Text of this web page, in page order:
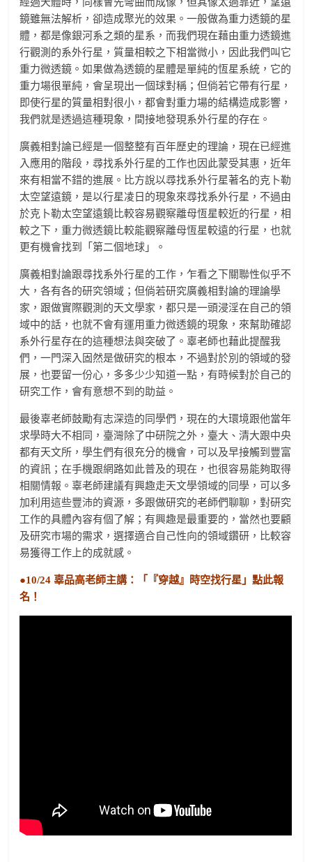
鏡雖無法解析，卻造成聚光的效果。一般做為重力透鏡的星
體，都是像銀河系之類的星系，而我們現在藉由重力透鏡進
行觀測的系外行星，質量相較之下相當微小，因此我們叫它
重力微透鏡。如果做為透鏡的星體是單純的恆星系統，它的
重力場很單純，會呈現出一個球對稱；但倘若它帶有行星，
即使行星的質量相對很小，都會對重力場的結構造成影響，
我們就是透過這種現象，間接地發現系外行星的存在。
廣義相對論已經是一個整整有百年歷史的理論，現在已經進
入應用的階段，尋找系外行星的工作也因此蒙受其惠，近年
來有相當不錯的進展。比方說以尋找系外行星著名的克卜勒
太空望遠鏡，是以行星凌日的現象來尋找系外行星，不過由
於克卜勒太空望遠鏡比較容易觀察離母恆星較近的行星，相
較之下，重力微透鏡比較能觀察離母恆星較遠的行星，也就
更有機會找到「第二個地球」。
廣義相對論跟尋找系外行星的工作，乍看之下關聯性似乎不
大，各有各的研究領域；但倘若研究廣義相對論的理論學
家，跟做實際觀測的天文學家，都只是一頭浸淫在自己的領
域中的話，也就不會有運用重力微透鏡的現象，來幫助確認
系外行星存在的這種想法與突破了。辜老師也藉此提醒我
們，一門深入固然是做研究的根本，不過對於別的領域的發
展，也要留一份心，多多少少知道一點，有時候對於自己的
研究工作，會有意想不到的助益。
最後辜老師鼓勵有志深造的同學們，現在的大環境跟他當年
求學時大不相同，臺灣除了中研院之外，臺大、清大跟中央
都有天文所，學生們有很充分的機會，可以及早接觸到豐富
的資訊；在手機跟網路如此普及的現在，也很容易能夠取得
相關情報。辜老師建議有興趣走天文學領域的同學，可以多
加利用這些豐沛的資源，多跟做研究的老師們聊聊，對研究
工作的具體內容有個了解；有興趣是最重要的，當然也要顧
及研究市場的需求，選擇適合自己性向的領域鑽研，比較容
易獲得工作上的成就感。
●10/24 辜品高老師主講：「『穿越』時空找行星」點此報
名！